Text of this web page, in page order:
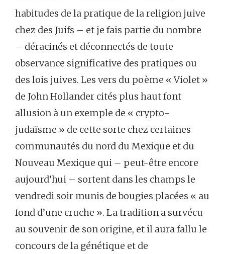
habitudes de la pratique de la religion juive
chez des Juifs – et je fais partie du nombre
– déracinés et déconnectés de toute
observance significative des pratiques ou
des lois juives. Les vers du poème « Violet »
de John Hollander cités plus haut font
allusion à un exemple de « crypto-
judaïsme » de cette sorte chez certaines
communautés du nord du Mexique et du
Nouveau Mexique qui – peut-être encore
aujourd’hui – sortent dans les champs le
vendredi soir munis de bougies placées « au
fond d’une cruche ». La tradition a survécu
au souvenir de son origine, et il aura fallu le
concours de la génétique et de